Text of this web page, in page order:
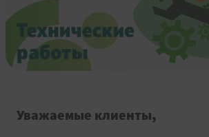
Уважаемые клиенты,